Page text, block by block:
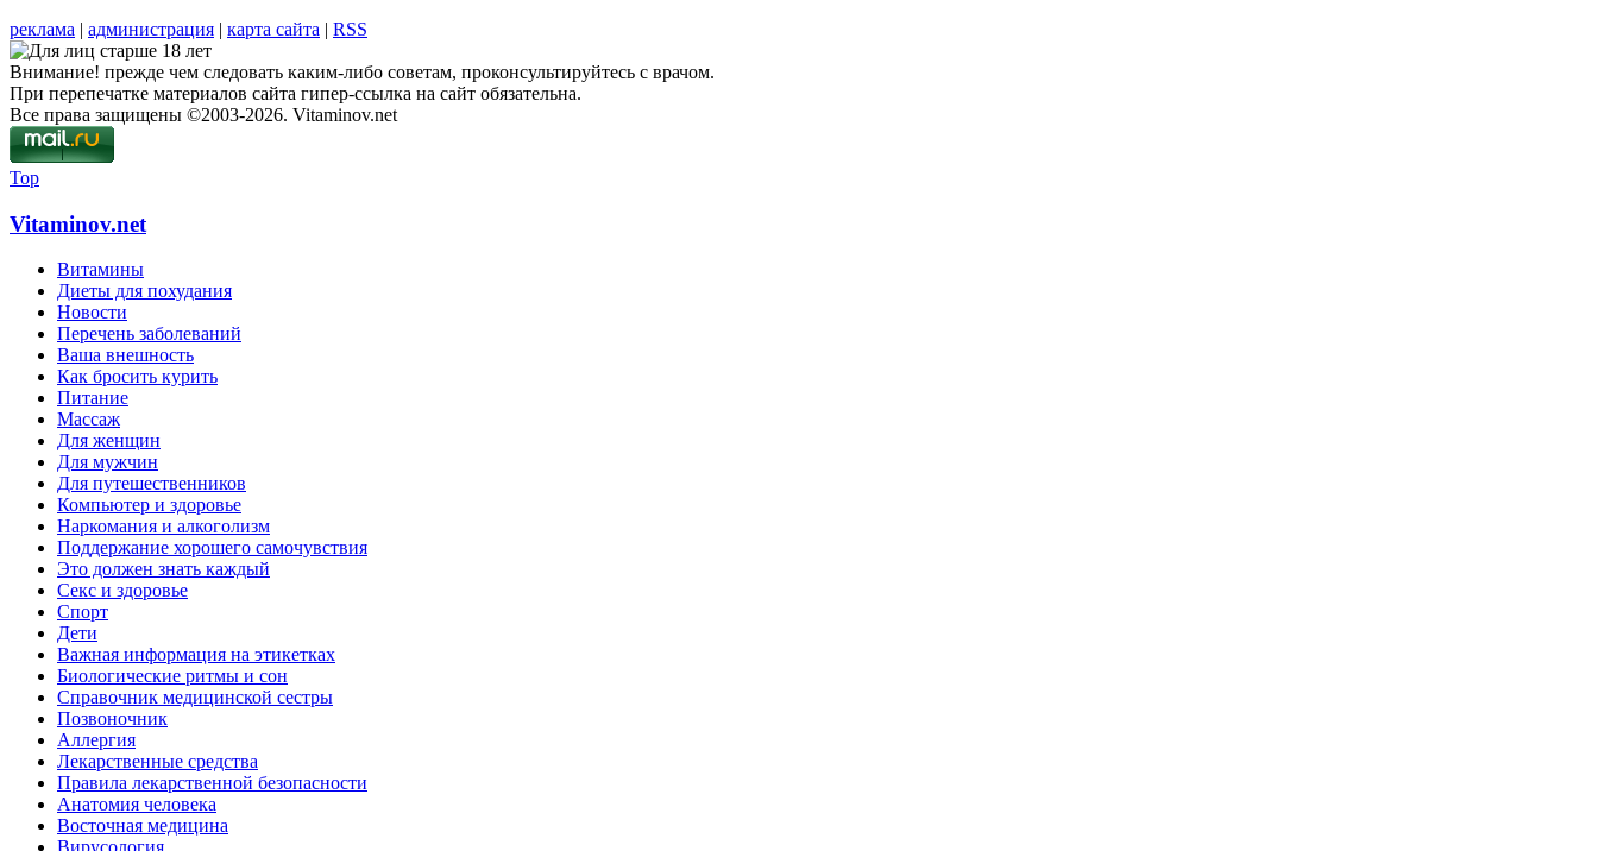
реклама | администрация | карта сайта | RSS
Внимание! прежде чем следовать каким-либо советам, проконсультируйтесь с врачом.
При перепечатке материалов сайта гипер-ссылка на сайт обязательна.
Все права защищены ©2003-2026. Vitaminov.net
Top
Vitaminov.net
Витамины
Диеты для похудания
Новости
Перечень заболеваний
Ваша внешность
Как бросить курить
Питание
Массаж
Для женщин
Для мужчин
Для путешественников
Компьютер и здоровье
Наркомания и алкоголизм
Поддержание хорошего самочувствия
Это должен знать каждый
Секс и здоровье
Спорт
Дети
Важная информация на этикетках
Биологические ритмы и сон
Справочник медицинской сестры
Позвоночник
Аллергия
Лекарственные средства
Правила лекарственной безопасности
Aнатомия человека
Восточная медицина